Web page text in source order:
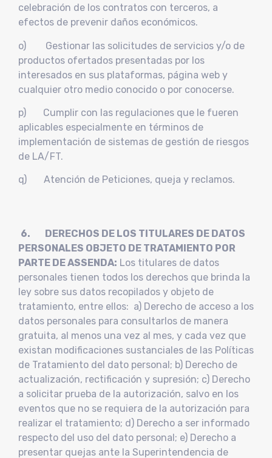
celebración de los contratos con terceros, a
efectos de prevenir daños económicos.
o) Gestionar las solicitudes de servicios y/o de
productos ofertados presentadas por los
interesados en sus plataformas, página web y
cualquier otro medio conocido o por conocerse.
p) Cumplir con las regulaciones que le fueren
aplicables especialmente en términos de
implementación de sistemas de gestión de riesgos
de LA/FT.
q) Atención de Peticiones, queja y reclamos.
6. DERECHOS DE LOS TITULARES DE DATOS
PERSONALES OBJETO DE TRATAMIENTO POR
PARTE DE ASSENDA: Los titulares de datos
personales tienen todos los derechos que brinda la
ley sobre sus datos recopilados y objeto de
tratamiento, entre ellos: a) Derecho de acceso a los
datos personales para consultarlos de manera
gratuita, al menos una vez al mes, y cada vez que
existan modificaciones sustanciales de las Políticas
de Tratamiento del dato personal; b) Derecho de
actualización, rectificación y supresión; c) Derecho
a solicitar prueba de la autorización, salvo en los
eventos que no se requiera de la autorización para
realizar el tratamiento; d) Derecho a ser informado
respecto del uso del dato personal; e) Derecho a
presentar quejas ante la Superintendencia de